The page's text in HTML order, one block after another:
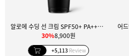
알로에 수딩 선 크림 SPF50+ PA+++ 50ml
30%8,900원
+5,113 Review